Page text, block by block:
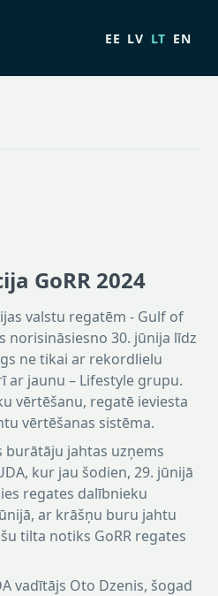
EE LV LT EN
GoRR 2024
valstu regatēm - Gulf of
norisināsiesno 30. jūnija līdz
ne tikai ar rekordlielu
ar jaunu – Lifestyle grupu.
vērtēšanu, regatē ieviesta
vērtēšanas sistēma.
burātāju jahtas uzņems
kur jau šodien, 29. jūnijā
regates dalībnieku
ar krāšņu buru jahtu
tilta notiks GoRR regates
vadītājs Oto Dzenis, šogad